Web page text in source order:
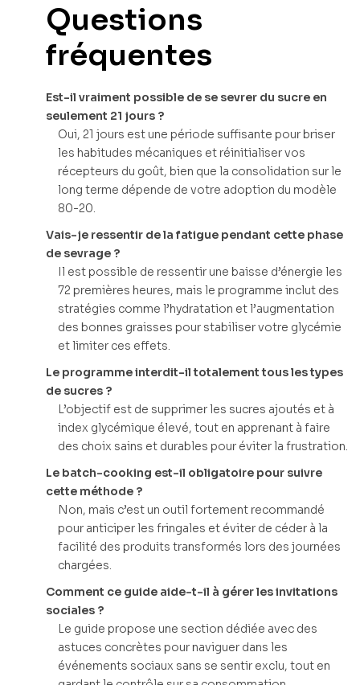
Questions
fréquentes
Est-il vraiment possible de se sevrer du sucre en
seulement 21 jours ?
Oui, 21 jours est une période suffisante pour briser
les habitudes mécaniques et réinitialiser vos
récepteurs du goût, bien que la consolidation sur le
long terme dépende de votre adoption du modèle
80-20.
Vais-je ressentir de la fatigue pendant cette phase
de sevrage ?
Il est possible de ressentir une baisse d’énergie les
72 premières heures, mais le programme inclut des
stratégies comme l’hydratation et l’augmentation
des bonnes graisses pour stabiliser votre glycémie
et limiter ces effets.
Le programme interdit-il totalement tous les types
de sucres ?
L’objectif est de supprimer les sucres ajoutés et à
index glycémique élevé, tout en apprenant à faire
des choix sains et durables pour éviter la frustration.
Le batch-cooking est-il obligatoire pour suivre
cette méthode ?
Non, mais c’est un outil fortement recommandé
pour anticiper les fringales et éviter de céder à la
facilité des produits transformés lors des journées
chargées.
Comment ce guide aide-t-il à gérer les invitations
sociales ?
Le guide propose une section dédiée avec des
astuces concrètes pour naviguer dans les
événements sociaux sans se sentir exclu, tout en